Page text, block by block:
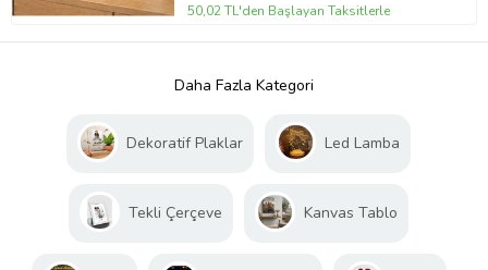
50,02 TL'den Başlayan Taksitlerle
Daha Fazla Kategori
Dekoratif Plaklar Led Lamba
Tekli Çerçeve Kanvas Tablo